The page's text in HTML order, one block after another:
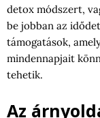
detox módszert,
be jobban az
támogatások,
mindennapjait
tehetik.
Az